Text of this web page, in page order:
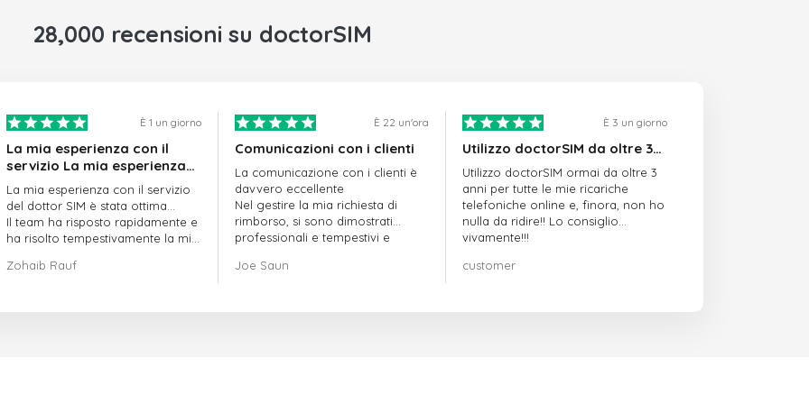
28,000 recensioni su doctorSIM
È 1 un giorno
La mia esperienza con il
servizio La mia esperienza
con il servizio offerto da
doctorSIM è stata ottima.
La mia esperienza con il servizio
del dottor SIM è stata ottima...
Il team ha risposto rapidamente e
ha risolto tempestivamente la mia
Nel complesso, sono davvero
Zohaib Rauf
È 22 un'ora
Comunicazioni con i clienti
La comunicazione con i clienti è
davvero eccellente
Nel gestire la mia richiesta di
rimborso, si sono dimostrati
professionali e tempestivi e
Joe Saun
È 3 un giorno
Utilizzo doctorSIM da oltre 3…
Utilizzo doctorSIM ormai da oltre 3
anni per tutte le mie ricariche
telefoniche online e, finora, non ho
nulla da ridire!! Lo consiglio
vivamente!!!
customer